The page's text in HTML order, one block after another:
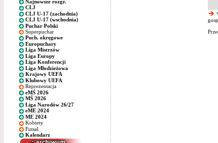
Najnowsze rozgr.
CLJ
CLJ U-17 (zachodnia)
CLJ U-17 (wschodnia)
Puchar Polski
Superpuchar
Puch. okręgowe
Europuchary
Liga Mistrzów
Liga Europy
Liga Konferencji
Liga Młodzieżowa
Krajowy UEFA
Klubowy UEFA
Reprezentacja
eMŚ 2026
MŚ 2026
Liga Narodów 26/27
eME 2024
ME 2024
Kobiety
Futsal
Kalendarz